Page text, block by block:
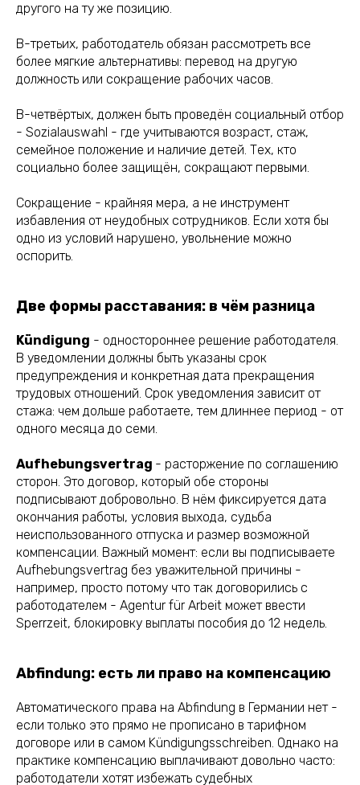
другого на ту же позицию.
В-третьих, работодатель обязан рассмотреть все
более мягкие альтернативы: перевод на другую
должность или сокращение рабочих часов.
В-четвёртых, должен быть проведён социальный отбор
- Sozialauswahl - где учитываются возраст, стаж,
семейное положение и наличие детей. Тех, кто
социально более защищён, сокращают первыми.
Сокращение - крайняя мера, а не инструмент
избавления от неудобных сотрудников. Если хотя бы
одно из условий нарушено, увольнение можно
оспорить.
Две формы расставания: в чём разница
Kündigung - одностороннее решение работодателя.
В уведомлении должны быть указаны срок
предупреждения и конкретная дата прекращения
трудовых отношений. Срок уведомления зависит от
стажа: чем дольше работаете, тем длиннее период - от
одного месяца до семи.
Aufhebungsvertrag - расторжение по соглашению
сторон. Это договор, который обе стороны
подписывают добровольно. В нём фиксируется дата
окончания работы, условия выхода, судьба
неиспользованного отпуска и размер возможной
компенсации. Важный момент: если вы подписываете
Aufhebungsvertrag без уважительной причины -
например, просто потому что так договорились с
работодателем - Agentur für Arbeit может ввести
Sperrzeit, блокировку выплаты пособия до 12 недель.
Abfindung: есть ли право на компенсацию
Автоматического права на Abfindung в Германии нет -
если только это прямо не прописано в тарифном
договоре или в самом Kündigungsschreiben. Однако на
практике компенсацию выплачивают довольно часто:
работодатели хотят избежать судебных